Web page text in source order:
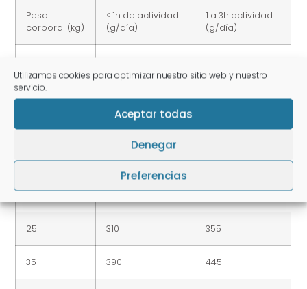
Utilizamos cookies para optimizar nuestro sitio web y nuestro
servicio.
Aceptar todas
Denegar
Preferencias
Peso
corporal (kg)
< 1h de actividad
(g/día)
1 a 3h actividad
(g/día)
5
10 170 195
15 220 255
20 270 305
25 310 355
35 390 445